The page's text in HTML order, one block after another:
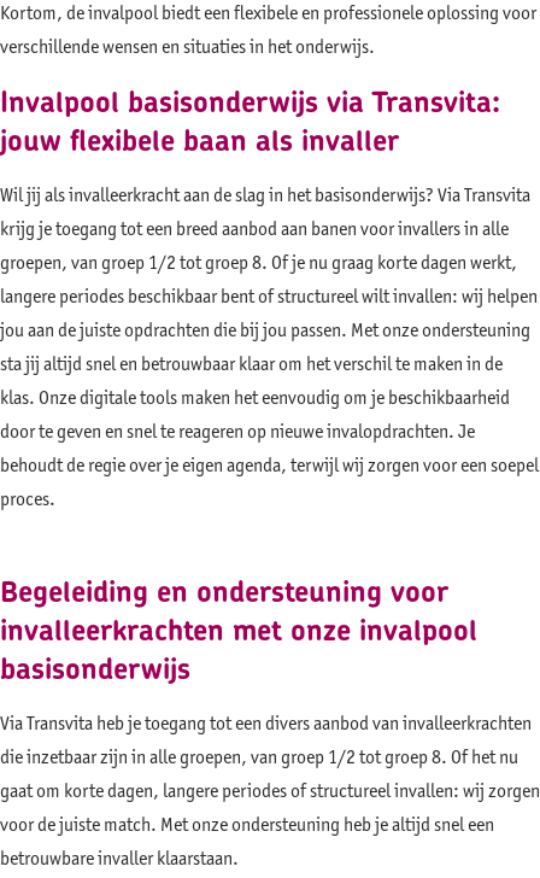
Kortom, de invalpool biedt een flexibele en professionele oplossing voor
verschillende wensen en situaties in het onderwijs.
Invalpool basisonderwijs via Transvita:
jouw flexibele baan als invaller
Wil jij als invalleerkracht aan de slag in het basisonderwijs? Via Transvita
krijg je toegang tot een breed aanbod aan banen voor invallers in alle
groepen, van groep 1/2 tot groep 8. Of je nu graag korte dagen werkt,
langere periodes beschikbaar bent of structureel wilt invallen: wij helpen
jou aan de juiste opdrachten die bij jou passen. Met onze ondersteuning
sta jij altijd snel en betrouwbaar klaar om het verschil te maken in de
klas. Onze digitale tools maken het eenvoudig om je beschikbaarheid
door te geven en snel te reageren op nieuwe invalopdrachten. Je
behoudt de regie over je eigen agenda, terwijl wij zorgen voor een soepel
proces.
Begeleiding en ondersteuning voor
invalleerkrachten met onze invalpool
basisonderwijs
Via Transvita heb je toegang tot een divers aanbod van invalleerkrachten
die inzetbaar zijn in alle groepen, van groep 1/2 tot groep 8. Of het nu
gaat om korte dagen, langere periodes of structureel invallen: wij zorgen
voor de juiste match. Met onze ondersteuning heb je altijd snel een
betrouwbare invaller klaarstaan.